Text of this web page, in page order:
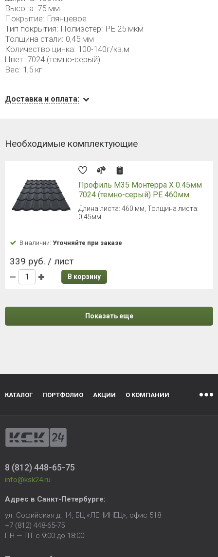
Высота: 75 мм
Покрытие: Глянцевое
Тип покрытия: Полиэстер: РЕ 25 мкм
Толщина стали: 0,45 мм
Количество цинка: 100-140г/кв.м
Цвет: 7024 (темно-серый)
Вес: 1,5 кг
Доставка и оплата:
Необходимые комплектующие
Профиль М35 Монтерра X 0.45мм
7024 (темно-серый) РЕ 460мм
Длина листа: 460 мм, Толщина листа:
0,45мм
В наличии: Уточняйте при заказе
339 руб. / лист
В корзину
Показать еще
КАТАЛОГ ПОРТФОЛИО АКЦИИ О КОМПАНИИ
8 (812) 448-65-75
info@ksk24.ru
Адрес в Санкт-Петербурге:
ул. Софийская д. 14, БЦ «ЛЕНИНЕЦ», офис 518
+7 (812) 448-65-75
ПН — ПТ с 9:00 до 18:00